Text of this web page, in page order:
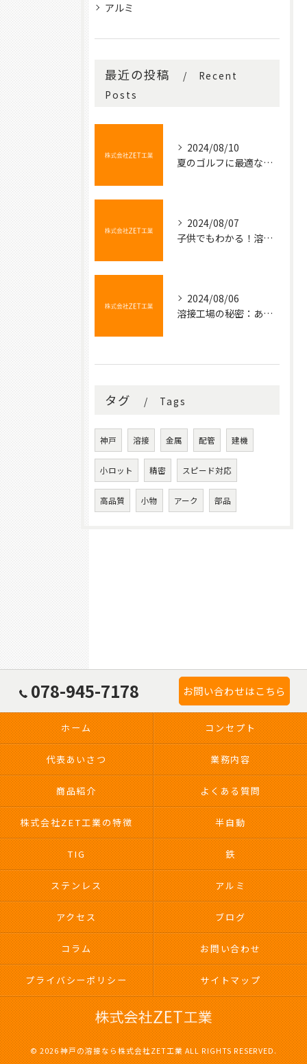
アルミ
最近の投稿
Recent
Posts
2024/08/10
夏のゴルフに最適な冷たい飲み物
2024/08/07
子供でもわかる！溶接の不思議な世界
2024/08/06
溶接工場の秘密：あなたの知らない金属の結びつき
タグ Tags
神戸 溶接 金属 配管 建機
小ロット 精密 スピード対応
高品質 小物 アーク 部品
078-945-7178 お問い合わせはこちら
ホーム コンセプト
代表あいさつ 業務内容
商品紹介 よくある質問
株式会社ZET工業の特徴 半自動
TIG 鉄
ステンレス アルミ
アクセス ブログ
コラム お問い合わせ
プライバシーポリシー サイトマップ
© 2026 神戸の溶接なら株式会社ZET工業 ALL RIGHTS RESERVED.